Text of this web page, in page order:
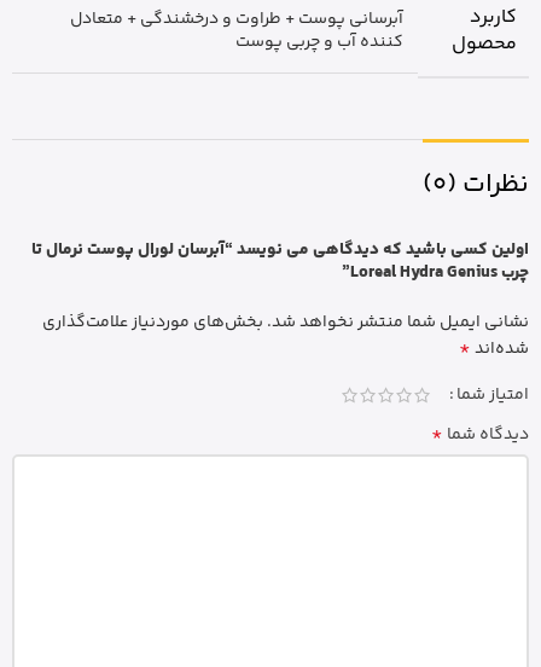
کاربرد
محصول
آبرسانی پوست + طراوت و درخشندگی + متعادل
کننده آب و چربی پوست
نظرات (0)
اولین کسی باشید که دیدگاهی می نویسد “آبرسان لورال پوست نرمال تا
چرب Loreal Hydra Genius”
نشانی ایمیل شما منتشر نخواهد شد. بخش‌های موردنیاز علامت‌گذاری
شده‌اند*
امتیاز شما
دیدگاه شما *